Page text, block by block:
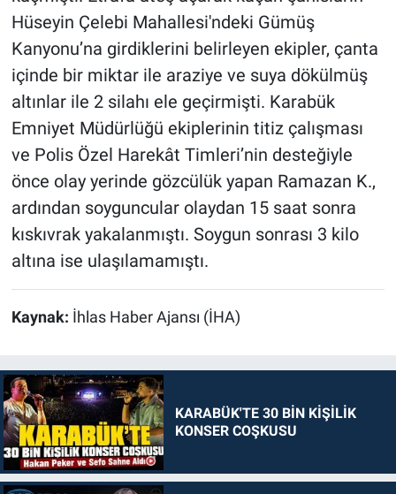
Hüseyin Çelebi Mahallesi'ndeki Gümüş
Kanyonu’na girdiklerini belirleyen ekipler, çanta
içinde bir miktar ile araziye ve suya dökülmüş
altınlar ile 2 silahı ele geçirmişti. Karabük
Emniyet Müdürlüğü ekiplerinin titiz çalışması
ve Polis Özel Harekât Timleri’nin desteğiyle
önce olay yerinde gözcülük yapan Ramazan K.,
ardından soyguncular olaydan 15 saat sonra
kıskıvrak yakalanmıştı. Soygun sonrası 3 kilo
altına ise ulaşılamamıştı.
Kaynak: İhlas Haber Ajansı (İHA)
KARABÜK'TE 30 BİN KİŞİLİK
KONSER COŞKUSU